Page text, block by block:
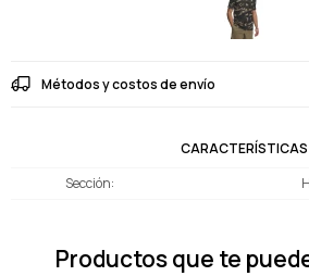
Métodos y costos de envío
CARACTERÍSTICAS
Sección
Productos que te